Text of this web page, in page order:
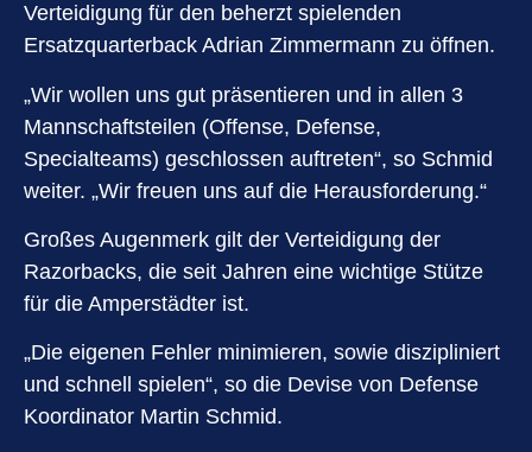
Verteidigung für den beherzt spielenden
Ersatzquarterback Adrian Zimmermann zu öffnen.
„Wir wollen uns gut präsentieren und in allen 3
Mannschaftsteilen (Offense, Defense,
Specialteams) geschlossen auftreten“, so Schmid
weiter. „Wir freuen uns auf die Herausforderung.“
Großes Augenmerk gilt der Verteidigung der
Razorbacks, die seit Jahren eine wichtige Stütze
für die Amperstädter ist.
„Die eigenen Fehler minimieren, sowie diszipliniert
und schnell spielen“, so die Devise von Defense
Koordinator Martin Schmid.